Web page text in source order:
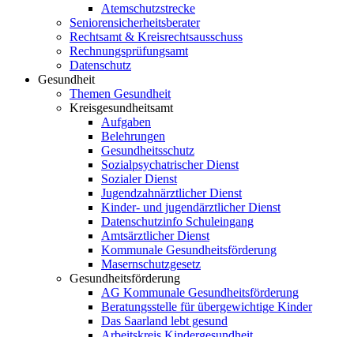
Atemschutzstrecke
Seniorensicherheitsberater
Rechtsamt & Kreisrechtsausschuss
Rechnungsprüfungsamt
Datenschutz
Gesundheit
Themen Gesundheit
Kreisgesundheitsamt
Aufgaben
Belehrungen
Gesundheitsschutz
Sozialpsychatrischer Dienst
Sozialer Dienst
Jugendzahnärztlicher Dienst
Kinder- und jugendärztlicher Dienst
Datenschutzinfo Schuleingang
Amtsärztlicher Dienst
Kommunale Gesundheitsförderung
Masernschutzgesetz
Gesundheitsförderung
AG Kommunale Gesundheitsförderung
Beratungsstelle für übergewichtige Kinder
Das Saarland lebt gesund